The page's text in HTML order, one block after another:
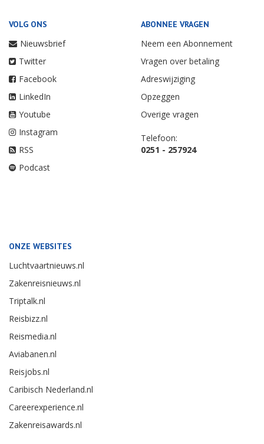
VOLG ONS
Nieuwsbrief
Twitter
Facebook
LinkedIn
Youtube
Instagram
RSS
Podcast
ABONNEE VRAGEN
Neem een Abonnement
Vragen over betaling
Adreswijziging
Opzeggen
Overige vragen
Telefoon:
0251 - 257924
ONZE WEBSITES
Luchtvaartnieuws.nl
Zakenreisnieuws.nl
Triptalk.nl
Reisbizz.nl
Reismedia.nl
Aviabanen.nl
Reisjobs.nl
Caribisch Nederland.nl
Careerexperience.nl
Zakenreisawards.nl